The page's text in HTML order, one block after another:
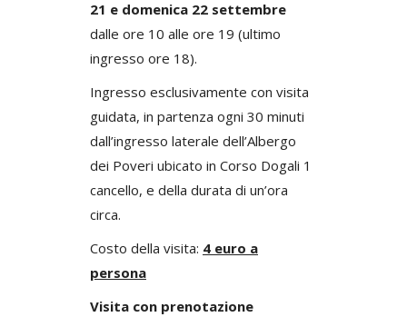
21 e domenica 22 settembre
dalle ore 10 alle ore 19 (ultimo
ingresso ore 18).
Ingresso esclusivamente con visita
guidata, in partenza ogni 30 minuti
dall’ingresso laterale dell’Albergo
dei Poveri ubicato in Corso Dogali 1
cancello, e della durata di un’ora
circa.
Costo della visita: 4 euro a
persona
Visita con prenotazione